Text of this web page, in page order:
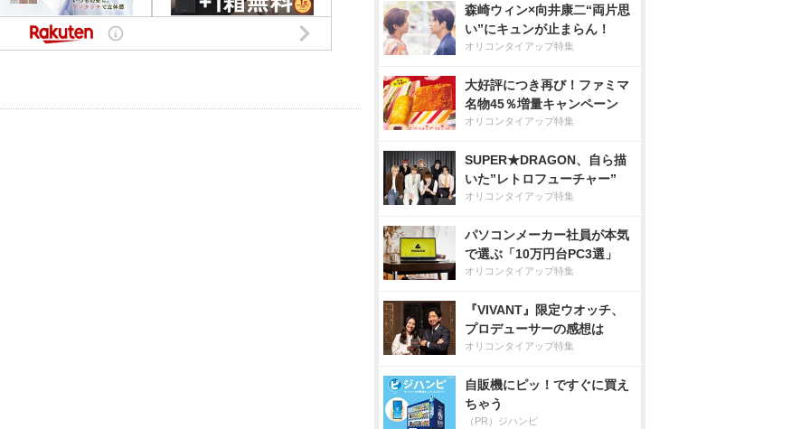
森崎ウィン×向井康二“両片思
い”にキュンが止まらん！
オリコンタイアップ特集
大好評につき再び！ファミマ
名物45％増量キャンペーン
オリコンタイアップ特集
SUPER★DRAGON、自ら描
いた”レトロフューチャー”
オリコンタイアップ特集
パソコンメーカー社員が本気
で選ぶ「10万円台PC3選」
オリコンタイアップ特集
『VIVANT』限定ウオッチ、
プロデューサーの感想は
オリコンタイアップ特集
自販機にピッ！ですぐに買え
ちゃう
（PR）ジハンピ